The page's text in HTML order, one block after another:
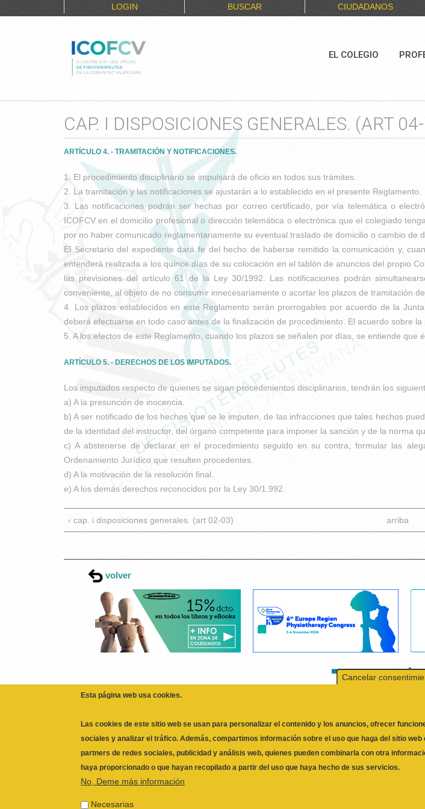
LOGIN BUSCAR CIUDADANOS
EL COLEGIO
CAP. I DISPOSICIONES GENERALES. (ART
ARTÍCULO 4. - TRAMITACIÓN Y NOTIFICACIONES.
1. El procedimiento disciplinario se impulsará de oficio en todos sus trámites.
2. La tramitación y las notificaciones se ajustarán a lo establecido en el presente Reglamento.
3. Las notificaciones podrán ser hechas por correo certificado, por vía telemática o
ICOFCV en el domicilio profesional o dirección telemática o electrónica que el colegiado
por no haber comunicado reglamentariamente su eventual traslado de domicilio o cambio de
El Secretario del expediente dará fe del hecho de haberse remitido la comunicación y,
entenderá realizada a los quince días de su colocación en el tablón de anuncios del propio
las previsiones del artículo 61 de la Ley 30/1992. Las notificaciones podrán
conveniente, al objeto de no consumir innecesariamente o acortar los plazos de tramitación
4. Los plazos establecidos en este Reglamento serán prorrogables por acuerdo de la
deberá efectuarse en todo caso antes de la finalización de procedimiento. El acuerdo sobre
5. A los efectos de este Reglamento, cuando los plazos se señalen por días, se entiende
ARTÍCULO 5. - DERECHOS DE LOS IMPUTADOS.
Los imputados respecto de quienes se sigan procedimientos disciplinarios, tendrán los
a) A la presunción de inocencia.
b) A ser notificado de los hechos que se le imputen, de las infracciones que tales hechos
de la identidad del instructor, del órgano competente para imponer la sanción y de la norma
c) A abstenerse de declarar en el procedimiento seguido en su contra, formular las
Ordenamiento Jurídico que resulten procedentes.
d) A la motivación de la resolución final.
e) A los demás derechos reconocidos por la Ley 30/1.992.
‹ cap. i disposiciones generales. (art 02-03) arriba
volver
ILUSTRE COLEGIO OFICIAL DE FISIOTERAPEUTAS DE LA COMUNIDAD VALENCIANA© 2026
CALLE SAN VICENTE Nº 61,2º-2ª. CÓDIGO POSTAL 46002 VALENCIA, ESPAÑA
Cancelar
Las cookies de este sitio web se usan para personalizar el contenido y los anuncios, ofrecer
partners de redes sociales, publicidad y análisis web, quienes pueden combinarla con otra
haya proporcionado o que hayan recopilado a partir del uso que haya hecho de sus servicios.
No, Deme más información
Necesarias